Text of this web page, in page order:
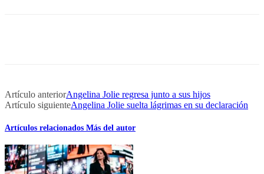
Artículo anteriorAngelina Jolie regresa junto a sus hijos
Artículo siguienteAngelina Jolie suelta lágrimas en su declaración
Artículos relacionados Más del autor